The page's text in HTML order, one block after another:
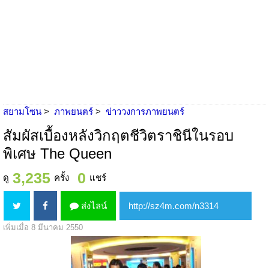
สยามโซน ภาพยนตร์ ข่าววงการภาพยนตร์
สัมผัสเบื้องหลังวิกฤตชีวิตราชินีในรอบ
พิเศษ The Queen
ดู 3,235 ครั้ง 0 แชร์
ส่งไลน์
เพิ่มเมื่อ 8 มีนาคม 2550